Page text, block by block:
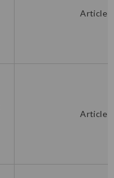
Article 6
Article 7